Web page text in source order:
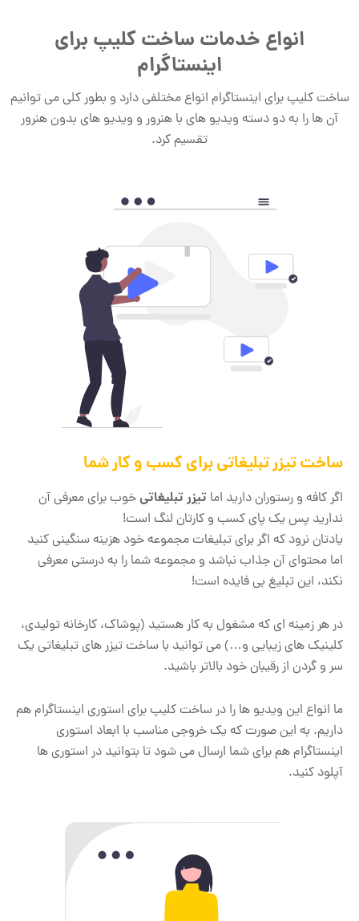
انواع خدمات ساخت کلیپ برای
اینستاگرام
ساخت کلیپ برای اینستاگرام انواع مختلفی دارد و بطور کلی می توانیم
آن ها را به دو دسته ویدیو های با هنرور و ویدیو های بدون هنرور
تقسیم کرد.
ساخت تیزر تبلیغاتی برای کسب و کار شما
اگر کافه و رستوران دارید اما تیزر تبلیغاتیخوب برای معرفی آن
ندارید پس یک پای کسب و کارتان لنگ است!
یادتان نرود که اگر برای تبلیغات مجموعه خود هزینه سنگینی کنید
اما محتوای آن جذاب نباشد و مجموعه شما را به درستی معرفی
نکند، این تبلیغ بی فایده است!
در هر زمینه ای که مشغول به کار هستید (پوشاک، کارخانه تولیدی،
کلینیک های زیبایی و…) می توانید با ساخت تیزر های تبلیغاتی یک
سر و گردن از رقیبان خود بالاتر باشید.
ما انواع این ویدیو ها را در ساخت کلیپ برای استوری اینستاگرام هم
داریم. به این صورت که یک خروجی مناسب با ابعاد استوری
اینستاگرام هم برای شما ارسال می شود تا بتوانید در استوری ها
آپلود کنید.